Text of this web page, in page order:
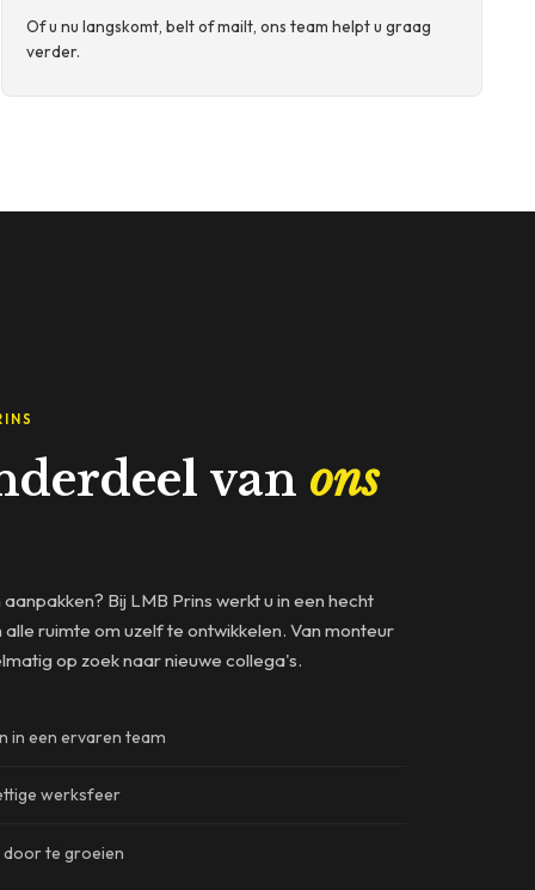
Of u nu langskomt, belt of mailt, ons team helpt u graag
verder.
van ons
Bij LMB Prins werkt u in een hecht
ruimte om uzelf te ontwikkelen. Van monteur
op zoek naar nieuwe collega's.
in een ervaren team
werksfeer
door te groeien